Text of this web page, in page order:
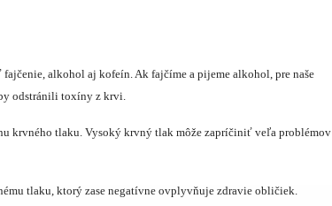
alkohol aj kofeín. Ak fajčíme a pijeme alkohol, pre naše
odstránili toxíny z krvi.
krvného tlaku. Vysoký krvný tlak môže zapríčiniť veľa problémov
tlaku, ktorý zase negatívne ovplyvňuje zdravie obličiek.